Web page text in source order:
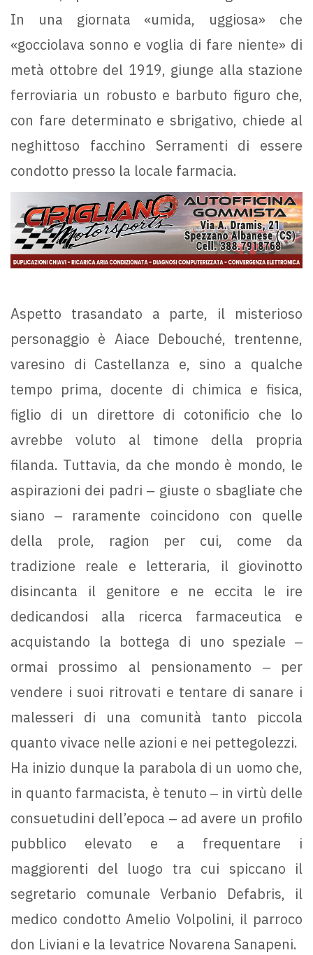
In una giornata «umida, uggiosa» che
«gocciolava sonno e voglia di fare niente» di
metà ottobre del 1919, giunge alla stazione
ferroviaria un robusto e barbuto figuro che,
con fare determinato e sbrigativo, chiede al
neghittoso facchino Serramenti di essere
condotto presso la locale farmacia.
Aspetto trasandato a parte, il misterioso
personaggio è Aiace Debouché, trentenne,
varesino di Castellanza e, sino a qualche
tempo prima, docente di chimica e fisica,
figlio di un direttore di cotonificio che lo
avrebbe voluto al timone della propria
filanda. Tuttavia, da che mondo è mondo, le
aspirazioni dei padri ‒ giuste o sbagliate che
siano ‒ raramente coincidono con quelle
della prole, ragion per cui, come da
tradizione reale e letteraria, il giovinotto
disincanta il genitore e ne eccita le ire
dedicandosi alla ricerca farmaceutica e
acquistando la bottega di uno speziale ‒
ormai prossimo al pensionamento ‒ per
vendere i suoi ritrovati e tentare di sanare i
malesseri di una comunità tanto piccola
quanto vivace nelle azioni e nei pettegolezzi.
Ha inizio dunque la parabola di un uomo che,
in quanto farmacista, è tenuto ‒ in virtù delle
consuetudini dell’epoca ‒ ad avere un profilo
pubblico elevato e a frequentare i
maggiorenti del luogo tra cui spiccano il
segretario comunale Verbanio Defabris, il
medico condotto Amelio Volpolini, il parroco
don Liviani e la levatrice Novarena Sanapeni.